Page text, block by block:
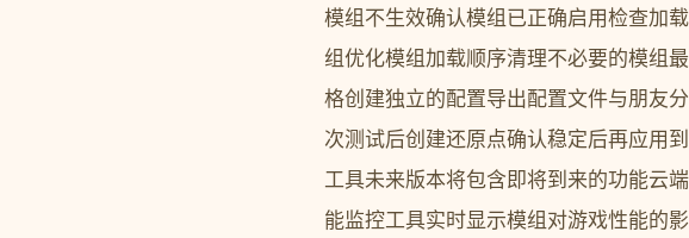
模组不生效确认模组已正确启用检查加
组优化模组加载顺序清理不必要的模组
格创建独立的配置导出配置文件与朋友
次测试后创建还原点确认稳定后再应用
工具未来版本将包含即将到来的功能云
能监控工具实时显示模组对游戏性能的